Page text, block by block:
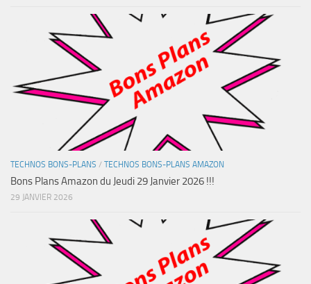
TECHNOS BONS-PLANS / TECHNOS BONS-PLANS AMAZON
Bons Plans Amazon du Jeudi 29 Janvier 2026 !!!
29 JANVIER 2026